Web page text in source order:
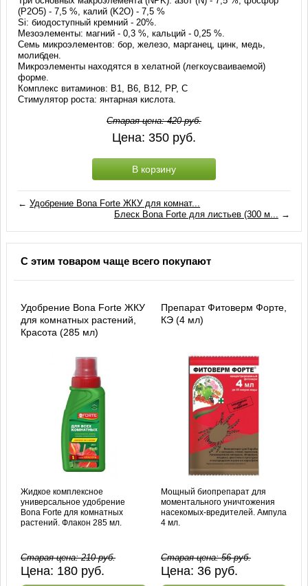
(P2O5) - 7,5 %, калий (K2O) - 7,5 %
Si: биодоступный кремний - 20%.
Мезоэлементы: магний - 0,3 %, кальций - 0,25 %.
Семь микроэлементов: бор, железо, марганец, цинк, медь,
молибден.
Микроэлементы находятся в хелатной (легкоусваиваемой)
форме.
Комплекс витаминов: B1, В6, В12, PP, С
Стимулятор роста: янтарная кислота.
Старая цена:420руб.
Цена: 350 руб.
В корзину
←Удобрение Bona Forte ЖКУ для комнат...
Блеск Bona Forte для листьев (300 м... →
С этим товаром чаще всего покупают
Удобрение Bona Forte ЖКУ
для комнатных растений,
Красота (285 мл)
Жидкое комплексное
универсальное удобрение
Bona Forte для комнатных
растений. Флакон 285 мл.
Старая цена:210руб.
Цена: 180 руб.
Препарат Фитоверм Форте,
КЭ (4 мл)
Мощный биопрепарат для
моментального уничтожения
насекомых-вредителей. Ампула
4 мл.
Старая цена:56руб.
Цена: 36 руб.